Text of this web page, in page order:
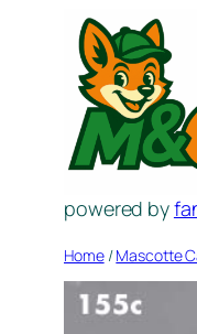
contenuto
powered by
Home/Mascotte